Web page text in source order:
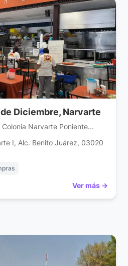
Diciembre, Narvarte
Narvarte Poniente...
I, Alc. Benito Juárez, 03020
Ver más →